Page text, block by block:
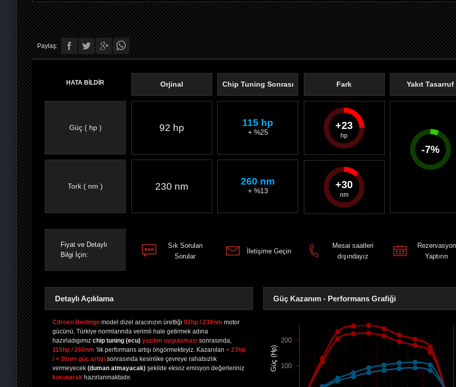
Paylaş:
PAYLAŞPAYLAŞPLUS'TAPAYLAŞ
HATA BİLDİR
Güç ( hp )
Tork ( nm )
Orjinal
92 hp
230 nm
Chip Tuning Sonrası
115 hp
+ %25
260 nm
+ %13
Fark
23
30
Yakıt Tasarruf
-7%
Fiyat ve Detaylı
Bilgi İçin:
Sık Sorulan
Sorular
İletişime Geçin
Mesai saatleri
dışındayız
Rezervasyon
Yaptırın
Detaylı Açıklama
Citroën Berlingo model dizel aracınızın ürettiği 92hp / 230nm motor
gücünü, Türkiye normlarında verimli hale getirmek adına
hazırladıgımız chip tuning (ecu) yazılım uygulaması sonrasında,
115hp / 260nm ’lik performans artışı öngörmekteyiz. Kazanılan + 23hp
/ + 30nm güç artışı sonrasında kesinlike çevreye rahatsızlık
vermeyecek (duman atmayacak) şekilde eksoz emisyon değerleriniz
korunarak hazırlanmaktadır.
Güç Kazanım - Performans Grafiği
Güç (Hp) 100
200